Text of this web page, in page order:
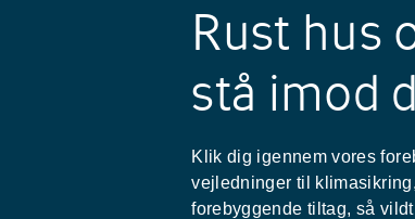
Rust hus
stå imod
Klik dig igennem vores
vejledninger til
forebyggende tiltag, så